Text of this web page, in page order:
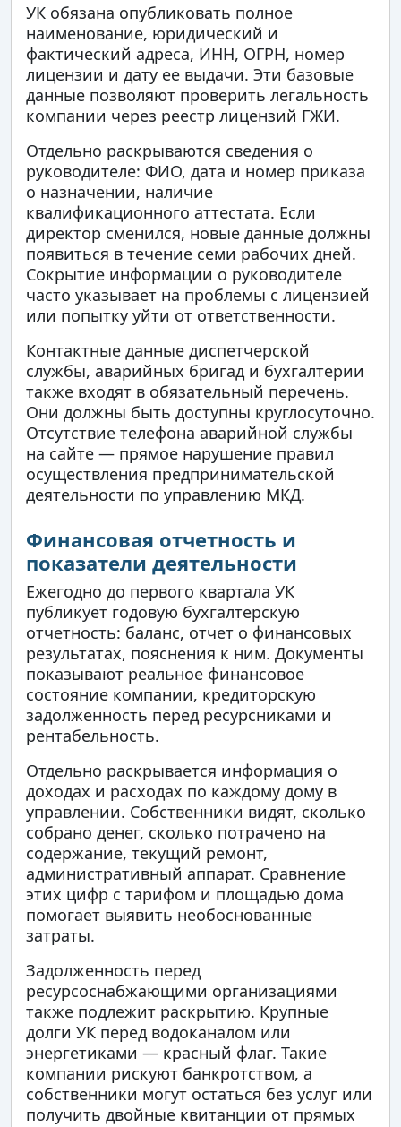
УК обязана опубликовать полное
наименование, юридический и
фактический адреса, ИНН, ОГРН, номер
лицензии и дату ее выдачи. Эти базовые
данные позволяют проверить легальность
компании через реестр лицензий ГЖИ.
Отдельно раскрываются сведения о
руководителе: ФИО, дата и номер приказа
о назначении, наличие
квалификационного аттестата. Если
директор сменился, новые данные должны
появиться в течение семи рабочих дней.
Сокрытие информации о руководителе
часто указывает на проблемы с лицензией
или попытку уйти от ответственности.
Контактные данные диспетчерской
службы, аварийных бригад и бухгалтерии
также входят в обязательный перечень.
Они должны быть доступны круглосуточно.
Отсутствие телефона аварийной службы
на сайте — прямое нарушение правил
осуществления предпринимательской
деятельности по управлению МКД.
Финансовая отчетность и
показатели деятельности
Ежегодно до первого квартала УК
публикует годовую бухгалтерскую
отчетность: баланс, отчет о финансовых
результатах, пояснения к ним. Документы
показывают реальное финансовое
состояние компании, кредиторскую
задолженность перед ресурсниками и
рентабельность.
Отдельно раскрывается информация о
доходах и расходах по каждому дому в
управлении. Собственники видят, сколько
собрано денег, сколько потрачено на
содержание, текущий ремонт,
административный аппарат. Сравнение
этих цифр с тарифом и площадью дома
помогает выявить необоснованные
затраты.
Задолженность перед
ресурсоснабжающими организациями
также подлежит раскрытию. Крупные
долги УК перед водоканалом или
энергетиками — красный флаг. Такие
компании рискуют банкротством, а
собственники могут остаться без услуг или
получить двойные квитанции от прямых